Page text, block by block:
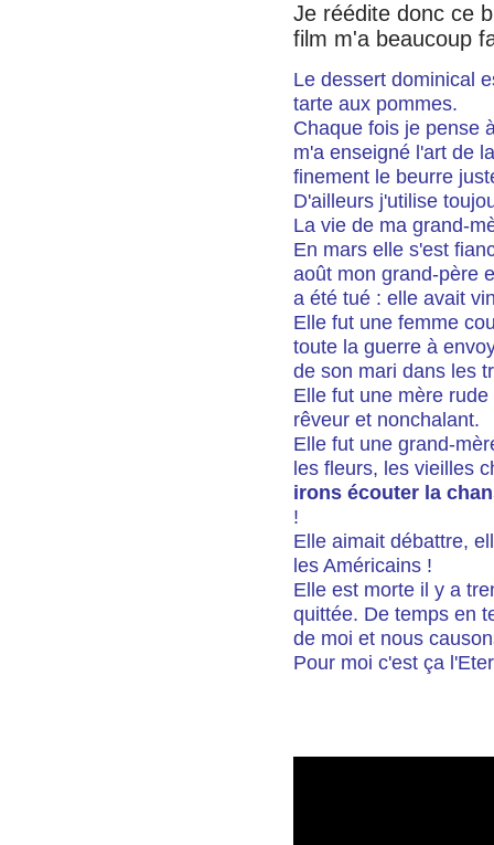
Je réédite donc ce
film m'a beaucoup
Le dessert dominical
tarte aux pommes.
Chaque fois je pense
m'a enseigné l'art de
finement le beurre
D'ailleurs j'utilise
La vie de ma grand-
En mars elle s'est
août mon grand-père
a été tué : elle avait
Elle fut une femme
toute la guerre à
de son mari dans les
Elle fut une mère
rêveur et nonchalant.
Elle fut une grand-
les fleurs, les vieilles
irons écouter la
!
Elle aimait débattre,
les Américains !
Elle est morte il y a
quittée. De temps en
de moi et nous
Pour moi c'est ça